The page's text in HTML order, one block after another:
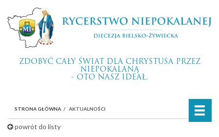
ZDOBYĆ CAŁY ŚWIAT DLA CHRYSTUSA PRZEZ
NIEPOKALANĄ
- OTO NASZ IDEAŁ.
STRONA GŁÓWNA AKTUALNOŚCI
powrót do listy